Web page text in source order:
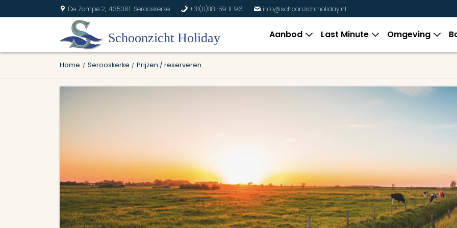
U De Zompe 2, 4353RT Serooskerke b +31(0)118-59 11 96 % info@schoonzichtholiday.nl
Aanbod Last Minute Omgeving
Home Serooskerke Prijzen / reserveren